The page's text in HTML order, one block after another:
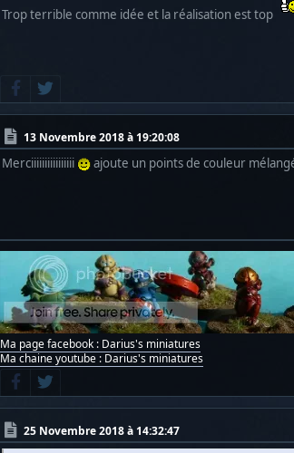
Trop terrible comme idée et la réalisation est top
13 Novembre 2018 à 19:20:08
Merciiiiiiiiiiiiiiii ajoute un points de couleur
Ma page facebook : Darius's miniatures
Ma chaine youtube : Darius's miniatures
25 Novembre 2018 à 14:32:47